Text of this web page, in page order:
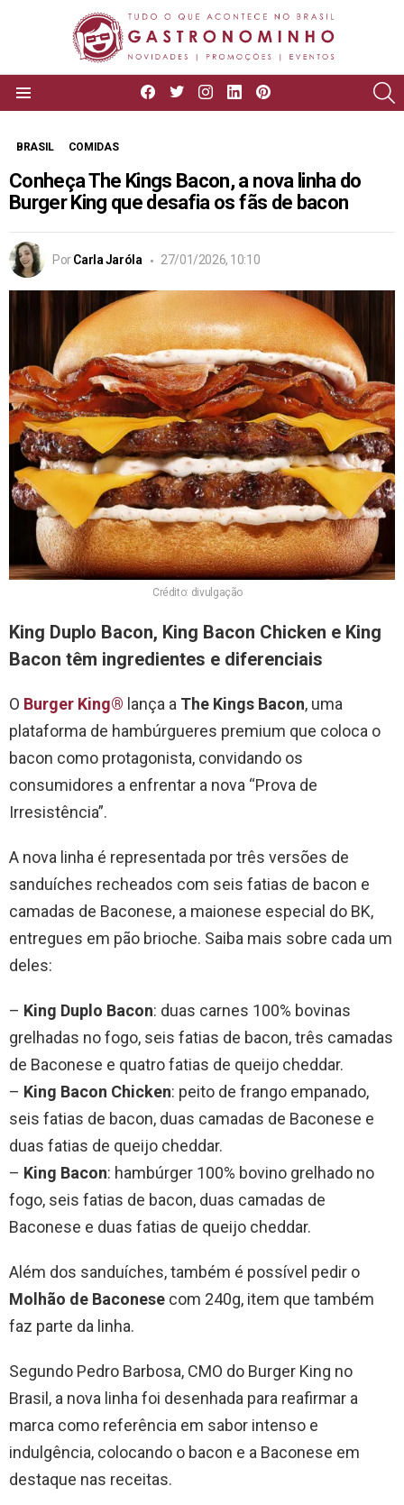
facebooktwitterinstagram
linkedin
BRASIL COMIDAS
Conheça The Kings Bacon, a nova linha do
Burger King que desafia os fãs de bacon
Por Carla Jaróla 27/01/2026, 10:10
Crédito: divulgação
King Duplo Bacon, King Bacon Chicken e King
Bacon têm ingredientes e diferenciais
O Burger King® lança a The Kings Bacon, uma
plataforma de hambúrgueres premium que coloca o
bacon como protagonista, convidando os
consumidores a enfrentar a nova “Prova de
Irresistência”.
A nova linha é representada por três versões de
sanduíches recheados com seis fatias de bacon e
camadas de Baconese, a maionese especial do BK,
entregues em pão brioche. Saiba mais sobre cada um
deles:
– King Duplo Bacon: duas carnes 100% bovinas
grelhadas no fogo, seis fatias de bacon, três camadas
de Baconese e quatro fatias de queijo cheddar.
– King Bacon Chicken: peito de frango empanado,
seis fatias de bacon, duas camadas de Baconese e
duas fatias de queijo cheddar.
– King Bacon: hambúrger 100% bovino grelhado no
fogo, seis fatias de bacon, duas camadas de
Baconese e duas fatias de queijo cheddar.
Além dos sanduíches, também é possível pedir o
Molhão de Baconese com 240g, item que também
faz parte da linha.
Segundo Pedro Barbosa, CMO do Burger King no
Brasil, a nova linha foi desenhada para reafirmar a
marca como referência em sabor intenso e
indulgência, colocando o bacon e a Baconese em
destaque nas receitas.